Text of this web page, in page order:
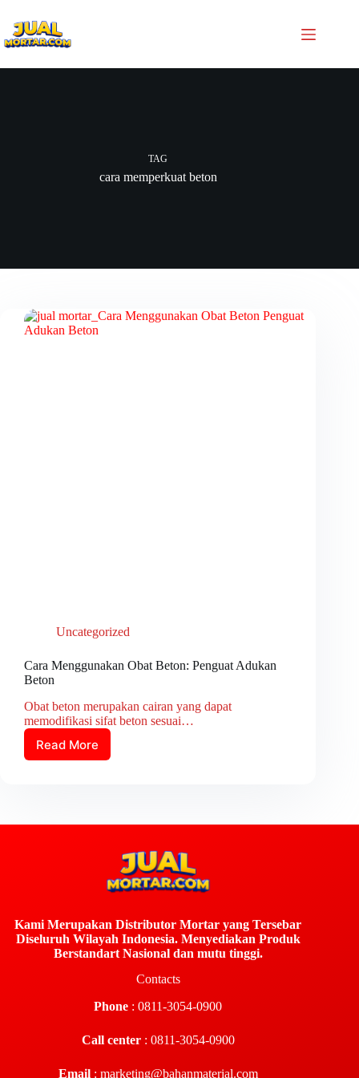
TAG
cara memperkuat beton
Uncategorized
Cara Menggunakan Obat Beton: Penguat Adukan
Beton
Obat beton merupakan cairan yang dapat
memodifikasi sifat beton sesuai…
Read More
Kami Merupakan Distributor Mortar yang Tersebar
Diseluruh Wilayah Indonesia. Menyediakan Produk
Berstandart Nasional dan mutu tinggi.
Contacts
Phone : 0811-3054-0900
Call center : 0811-3054-0900
Email: marketing@bahanmaterial.com